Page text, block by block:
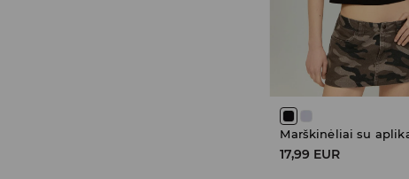
Marškinėliai su
17,99 EUR